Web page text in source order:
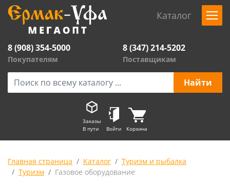
Каталог
8 (908) 354-5000
Покупателям
8 (347) 214-5202
Поставщикам
Заказы
В пути
Войти Корзина
Главная страница Каталог
Туризм и рыбалка
Туризм
Газовое оборудование